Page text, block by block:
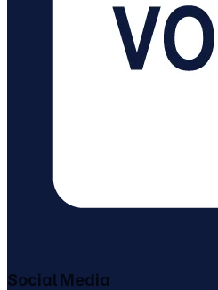
Social Media